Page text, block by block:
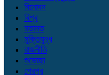
বিনোদন
বিশ্ব
মতামত
মুক্তিযুদ্ধ
রাজনীতি
শুভেচ্ছা
শেরপুর